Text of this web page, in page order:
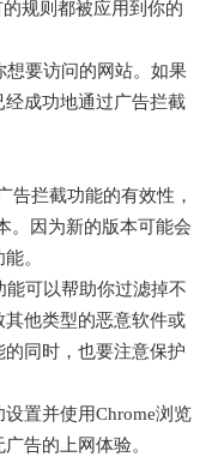
规则都被应用到你的
想要访问的网站。如果
成功地通过广告拦截
告拦截功能的有效性，
。因为新的版本可能会
。
能可以帮助你过滤掉不
他类型的恶意软件或
同时，也要注意保护
置并使用Chrome浏览
告的上网体验。